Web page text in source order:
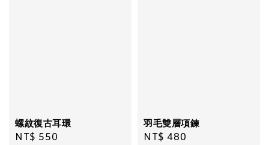
螺紋復古耳環
Regular
NT$ 550
羽毛雙層項鍊
Regular
NT$ 480